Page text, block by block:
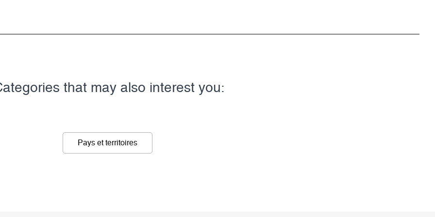
that may also interest you:
Pays et territoires